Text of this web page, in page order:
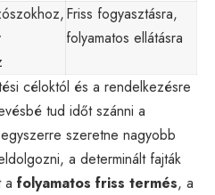
Friss fogyasztásra,
folyamatos ellátásra
céloktól és a rendelkezésre
tud időt szánni a
szeretne nagyobb
a determinált fajták
a folyamatos friss termés, a